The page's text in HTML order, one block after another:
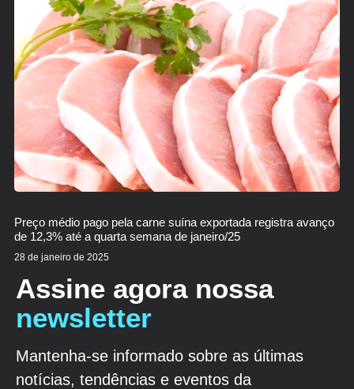
Preço médio pago pela carne suína exportada registra avanço
de 12,3% até a quarta semana de janeiro/25
28 de janeiro de 2025
Assine agora nossa
newsletter
Mantenha-se informado sobre as últimas
notícias, tendências e eventos da